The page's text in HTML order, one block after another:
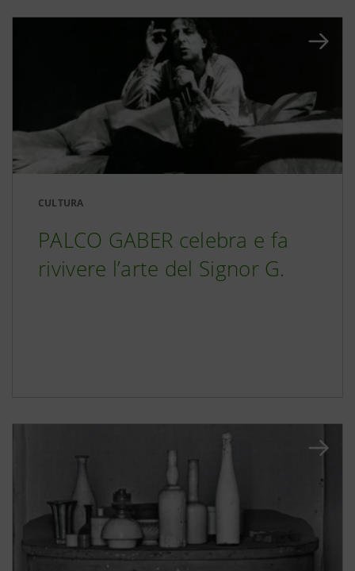
CULTURA
PALCO GABER celebra e fa
rivivere l’arte del Signor G.